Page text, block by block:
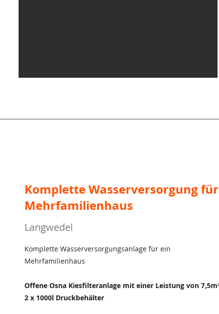
Komplette Wasserversorgung für
Mehrfamilienhaus
Langwedel
Komplette Wasserversorgungsanlage für ein
Mehrfamilienhaus
Offene Osna Kiesfilteranlage mit einer Leistung von
2 x 1000l Druckbehälter